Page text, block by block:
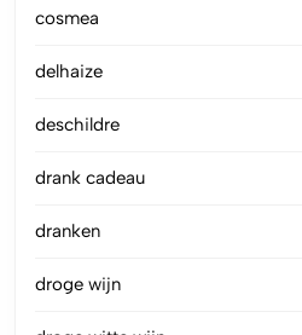
cosmea
delhaize
deschildre
drank cadeau
dranken
droge wijn